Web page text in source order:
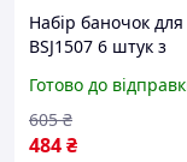
Набір баночок для
BSJ1507 6 штук з
органайзер для
buzyna
Готово до
484₴
605 ₴